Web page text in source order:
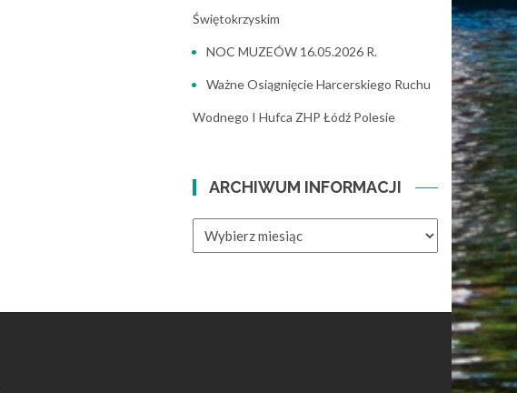
Świętokrzyskim
NOC MUZEÓW 16.05.2026 R.
Ważne Osiągnięcie Harcerskiego Ruchu
Wodnego I Hufca ZHP Łódź Polesie
ARCHIWUM INFORMACJI
INFORMACJI